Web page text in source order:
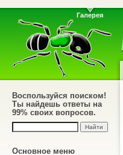
Галерея
Воспользуйся поиском!
Ты найдешь ответы на
99% своих вопросов.
Основное меню